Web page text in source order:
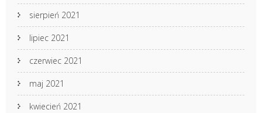
sierpień 2021
lipiec 2021
czerwiec 2021
maj 2021
kwiecień 2021